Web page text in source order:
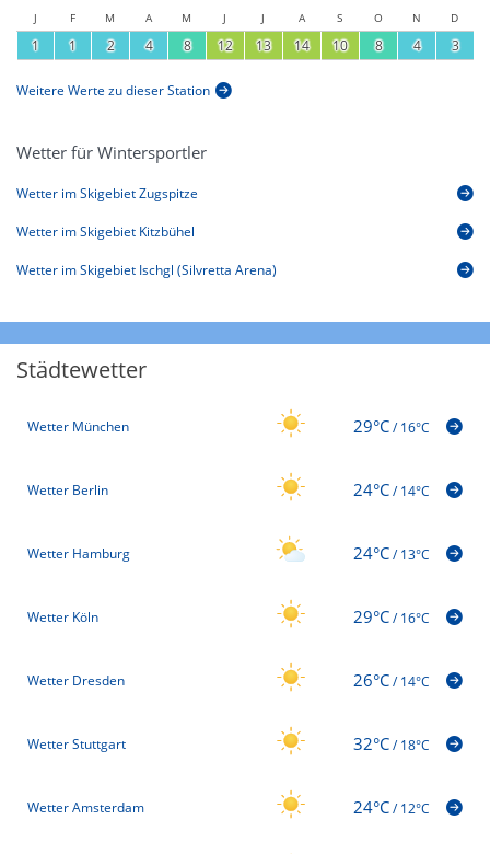
J F M A M J J A S O N D
1 1 2 4 8 12 13 14 10 8 4 3
Weitere Werte zu dieser Station
Wetter für Wintersportler
Wetter im Skigebiet Zugspitze
Wetter im Skigebiet Kitzbühel
Wetter im Skigebiet Ischgl (Silvretta Arena)
Städtewetter
Wetter München 29°C/16°C
Wetter Berlin 24°C/14°C
Wetter Hamburg 24°C/13°C
Wetter Köln 29°C/16°C
Wetter Dresden 26°C/14°C
Wetter Stuttgart 32°C/18°C
Wetter Amsterdam 24°C/12°C